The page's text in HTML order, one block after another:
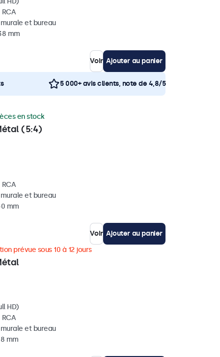
RCA
et bureau
mm
Voir Ajouter au panier
5 000+ avis clients, note de 4,8/5
(5:4)
en stock
RCA
et bureau
mm
Voir Ajouter au panier
prévue sous 10 à 12 jours
HD)
RCA
et bureau
mm